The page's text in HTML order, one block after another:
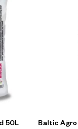
50L
Baltic